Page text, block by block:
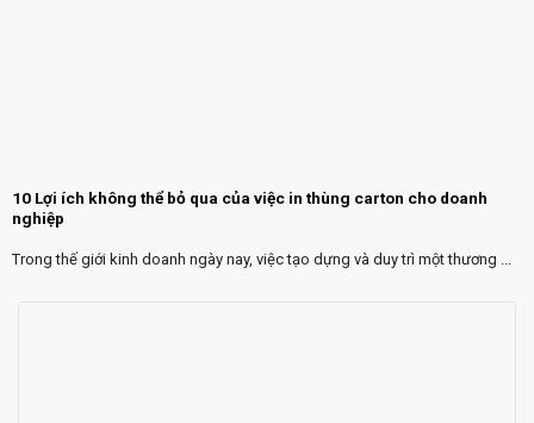
10 Lợi ích không thể bỏ qua của việc in thùng carton cho doanh
nghiệp
Trong thế giới kinh doanh ngày nay, việc tạo dựng và duy trì một thương ...